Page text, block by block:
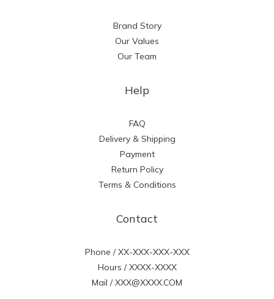
Brand Story
Our Values
Our Team
Help
FAQ
Delivery & Shipping
Payment
Return Policy
Terms & Conditions
Contact
Phone / XX-XXX-XXX-XXX
Hours / XXXX-XXXX
Mail / XXX@XXXX.COM